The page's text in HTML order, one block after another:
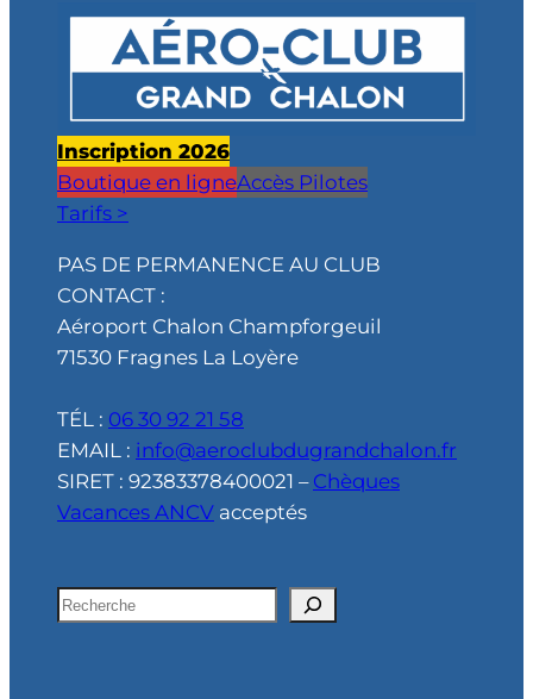
Inscription 2026
Boutique en ligneAccès Pilotes
Tarifs >
PAS DE PERMANENCE AU CLUB
CONTACT :
Aéroport Chalon Champforgeuil
71530 Fragnes La Loyère
TÉL : 06 30 92 21 58
EMAIL : info@aeroclubdugrandchalon.fr
SIRET : 92383378400021 – Chèques
Vacances ANCV acceptés
R